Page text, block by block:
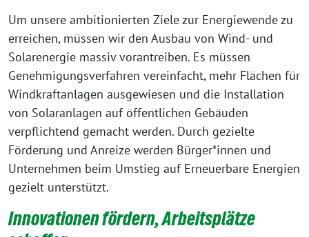
Um unsere ambitionierten Ziele zur Energiewende zu
erreichen, müssen wir den Ausbau von Wind- und
Solarenergie massiv vorantreiben. Es müssen
Genehmigungsverfahren vereinfacht, mehr Flächen für
Windkraftanlagen ausgewiesen und die Installation
von Solaranlagen auf öffentlichen Gebäuden
verpflichtend gemacht werden. Durch gezielte
Förderung und Anreize werden Bürger*innen und
Unternehmen beim Umstieg auf Erneuerbare Energien
gezielt unterstützt.
Innovationen fördern, Arbeitsplätze